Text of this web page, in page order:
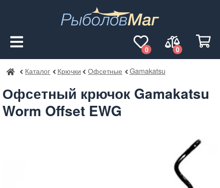
0
0
РыболовМаг
Каталог Крючки Офсетные Gamakatsu
Офсетный крючок Gamakatsu
Worm Offset EWG